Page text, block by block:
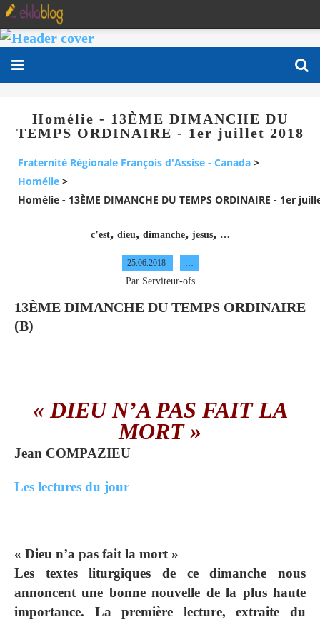
Homélie - 13ÈME DIMANCHE DU
TEMPS ORDINAIRE - 1er juillet 2018
Fraternité Régionale François d'Assise - Canada >
Homélie >
Homélie - 13ÈME DIMANCHE DU TEMPS ORDINAIRE - 1er
c’est, dieu, dimanche, jesus, …
25.06.2018
Par Serviteur-ofs
13ÈME DIMANCHE DU TEMPS ORDINAIRE
(B)
« DIEU N’A PAS FAIT LA
MORT »
Jean COMPAZIEU
Les lectures du jour
« Dieu n’a pas fait la mort »
Les textes liturgiques de ce dimanche nous
annoncent une bonne nouvelle de la plus haute
importance. La première lecture, extraite du